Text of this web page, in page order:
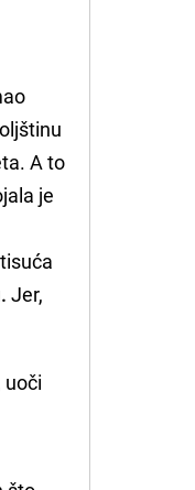
A to
je
Jer,
uoči